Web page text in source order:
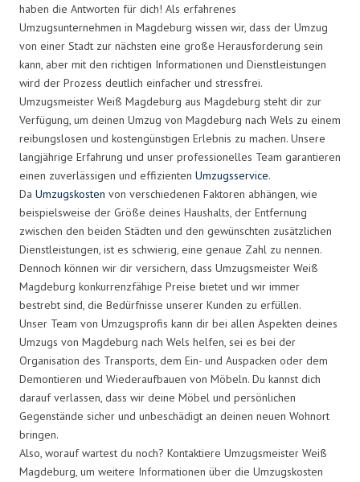
haben die Antworten für dich! Als erfahrenes
Umzugsunternehmen in Magdeburg wissen wir, dass der Umzug
von einer Stadt zur nächsten eine große Herausforderung sein
kann, aber mit den richtigen Informationen und Dienstleistungen
wird der Prozess deutlich einfacher und stressfrei.
Umzugsmeister Weiß Magdeburg aus Magdeburg steht dir zur
Verfügung, um deinen Umzug von Magdeburg nach Wels zu einem
reibungslosen und kostengünstigen Erlebnis zu machen. Unsere
langjährige Erfahrung und unser professionelles Team garantieren
einen zuverlässigen und effizienten Umzugsservice.
Da Umzugskosten von verschiedenen Faktoren abhängen, wie
beispielsweise der Größe deines Haushalts, der Entfernung
zwischen den beiden Städten und den gewünschten zusätzlichen
Dienstleistungen, ist es schwierig, eine genaue Zahl zu nennen.
Dennoch können wir dir versichern, dass Umzugsmeister Weiß
Magdeburg konkurrenzfähige Preise bietet und wir immer
bestrebt sind, die Bedürfnisse unserer Kunden zu erfüllen.
Unser Team von Umzugsprofis kann dir bei allen Aspekten deines
Umzugs von Magdeburg nach Wels helfen, sei es bei der
Organisation des Transports, dem Ein- und Auspacken oder dem
Demontieren und Wiederaufbauen von Möbeln. Du kannst dich
darauf verlassen, dass wir deine Möbel und persönlichen
Gegenstände sicher und unbeschädigt an deinen neuen Wohnort
bringen.
Also, worauf wartest du noch? Kontaktiere Umzugsmeister Weiß
Magdeburg, um weitere Informationen über die Umzugskosten